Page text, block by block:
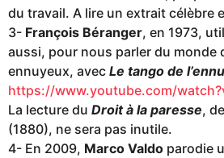
du travail. A lire un extrait célèbre
3- François Béranger, en 1973,
aussi, pour nous parler du monde
ennuyeux, avec Le tango de
https://www.youtube.com/
La lecture du Droit à la paresse, de
(1880), ne sera pas inutile.
4- En 2009, Marco Valdo parodie